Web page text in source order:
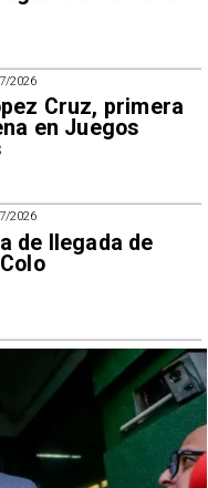
2026
Cruz, primera
en Juegos
2026
de llegada de